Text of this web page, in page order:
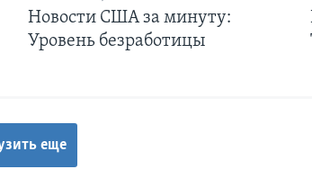
Новости США за минуту:
Уровень безработицы
еще